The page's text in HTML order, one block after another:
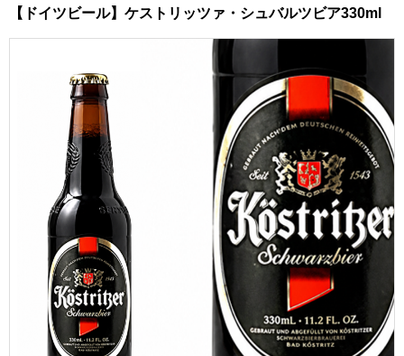
【ドイツビール】ケストリッツァ・シュバルツビア330ml